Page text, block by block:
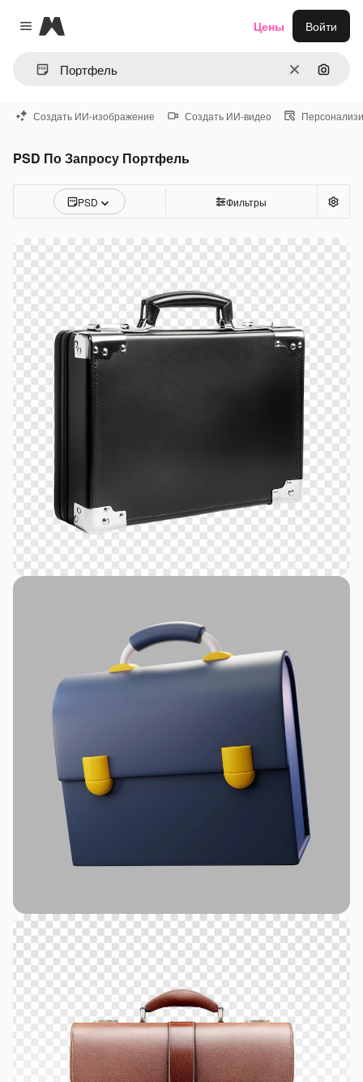
Close menu
Magnific
ОчиститьПоиск
Цены Войти
Создать ИИ-изображение Создать ИИ-видео
PSD По Запросу Портфель
PSD Фильтры